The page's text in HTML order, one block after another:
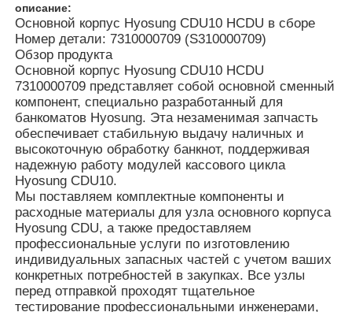
Главная страница
Продукция
описание:
Основной корпус Hyosung CDU10 HCDU в сборе
Номер детали: 7310000709 (S310000709)
Обзор продукта
Основной корпус Hyosung CDU10 HCDU
7310000709 представляет собой основной сменный
компонент, специально разработанный для
банкоматов Hyosung. Эта незаменимая запчасть
обеспечивает стабильную выдачу наличных и
высокоточную обработку банкнот, поддерживая
надежную работу модулей кассового цикла
Hyosung CDU10.
Мы поставляем комплектные компоненты и
расходные материалы для узла основного корпуса
Hyosung CDU, а также предоставляем
профессиональные услуги по изготовлению
индивидуальных запасных частей с учетом ваших
конкретных потребностей в закупках. Все узлы
перед отправкой проходят тщательное
тестирование профессиональными инженерами,